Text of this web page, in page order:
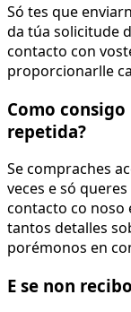
Só tes que
da túa solicitude
contacto con
proporcionarlle
Como
repetida?
Se compraches
veces e só
contacto co noso
tantos detalles
porémonos en
E se non